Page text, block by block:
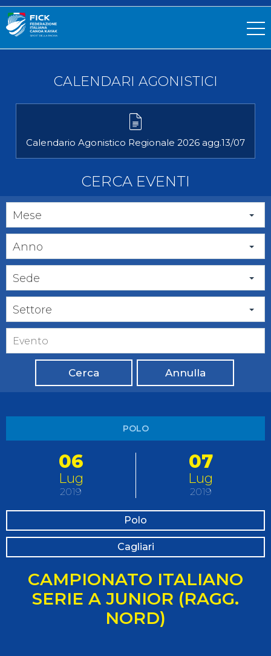
CALENDARI AGONISTICI
Calendario Agonistico Regionale 2026 agg.13/07
CERCA EVENTI
Mese
Anno
Sede
Settore
Cerca Annulla
POLO
06
Lug
2019
07
Lug
2019
Polo
Cagliari
CAMPIONATO ITALIANO
SERIE A JUNIOR (RAGG.
NORD)